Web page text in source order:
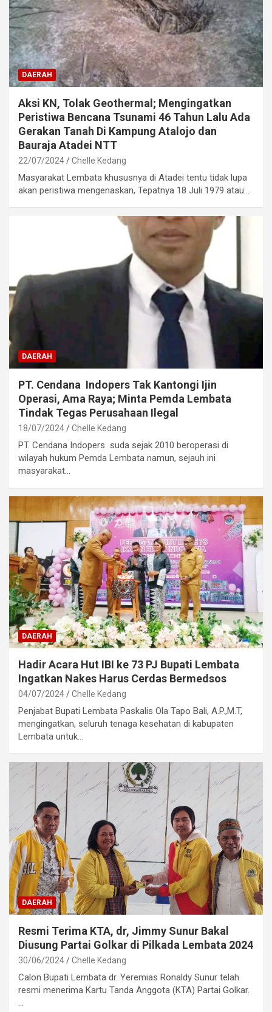
DAERAH
Aksi KN, Tolak Geothermal; Mengingatkan
Peristiwa Bencana Tsunami 46 Tahun Lalu Ada
Gerakan Tanah Di Kampung Atalojo dan
Bauraja Atadei NTT
22/07/2024 Chelle Kedang
Masyarakat Lembata khususnya di Atadei tentu tidak lupa
akan peristiwa mengenaskan, Tepatnya 18 Juli 1979 atau…
DAERAH
PT. Cendana Indopers Tak Kantongi Ijin
Operasi, Ama Raya; Minta Pemda Lembata
Tindak Tegas Perusahaan Ilegal
18/07/2024 Chelle Kedang
PT. Cendana Indopers suda sejak 2010 beroperasi di
wilayah hukum Pemda Lembata namun, sejauh ini
masyarakat…
DAERAH
Hadir Acara Hut IBI ke 73 PJ Bupati Lembata
Ingatkan Nakes Harus Cerdas Bermedsos
04/07/2024 Chelle Kedang
Penjabat Bupati Lembata Paskalis Ola Tapo Bali, A.P.,M.T,
mengingatkan, seluruh tenaga kesehatan di kabupaten
Lembata untuk…
DAERAH
Resmi Terima KTA, dr, Jimmy Sunur Bakal
Diusung Partai Golkar di Pilkada Lembata 2024
30/06/2024 Chelle Kedang
Calon Bupati Lembata dr. Yeremias Ronaldy Sunur telah
resmi menerima Kartu Tanda Anggota (KTA) Partai Golkar.
…